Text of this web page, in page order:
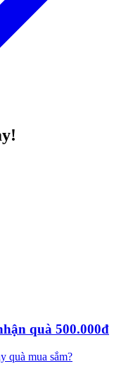
quà 500.000đ
quà mua sắm?